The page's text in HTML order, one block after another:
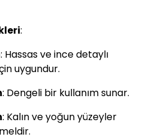
:
: Hassas ve ince detaylı
uygundur.
: Dengeli bir kullanım sunar.
: Kalın ve yoğun yüzeyler